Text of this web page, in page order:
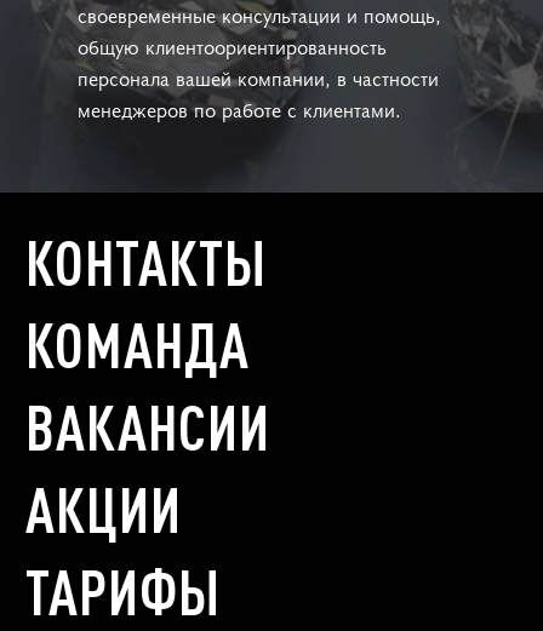
своевременные консультации и помощь,
общую клиентоориентированность
персонала вашей компании, в частности
менеджеров по работе с клиентами.
КОНТАКТЫ
КОМАНДА
ВАКАНСИИ
АКЦИИ
ТАРИФЫ